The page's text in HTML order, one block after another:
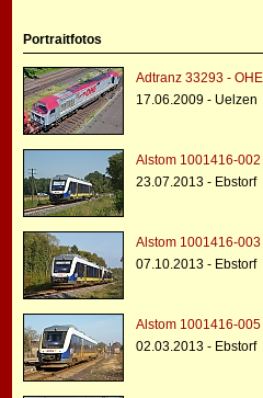
Portraitfotos
Adtranz 33293 -
17.06.2009 - Uelzen
Alstom 1001416-
23.07.2013 - Ebstorf
Alstom 1001416-
07.10.2013 - Ebstorf
Alstom 1001416-
02.03.2013 - Ebstorf